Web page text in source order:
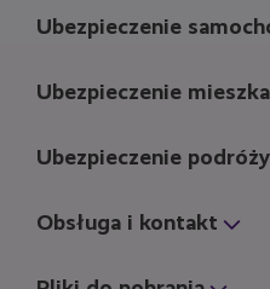
Ubezpieczenie
Ubezpieczenie
Ubezpieczenie podróży
Obsługa i kontakt